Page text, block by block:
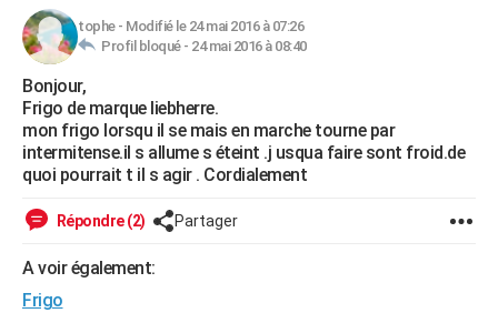
FINANCE
Retraite
Impôts
Epargne
Immobilier
Risques naturels par ville
Banque
Assurance
Crédit
AUTO
Essais
Réserver un essai
Citadines
Berlines
SUV
Forum auto
+HIGH-TECH
Mobiles
Meilleur smartphone
Internet
Ordinateurs
Jeux vidéo
Guide high-tech
+BRICOLAGE
Forum
Aménagement intérieur
Extérieur
Cuisine
Salle de bains
Jardinage
Rangement
Guides de France
Escapades
Patrimoine
Expositions
Musées
Week-end nature
Art de vivre
Bien-être
Loisirs
Mode
Modes de vie
tophe- Modifié le 24 mai 2016 à 07:26
Profil bloqué - 24 mai 2016 à 08:40
Bonjour,
Frigo de marque liebherre.
mon frigo lorsqu il se mais en marche tourne par
intermitense.il s allume s éteint .j usqua faire sont froid.de
quoi pourrait t il s agir . Cordialement
Répondre (2) Partager
A voir également:
Frigo